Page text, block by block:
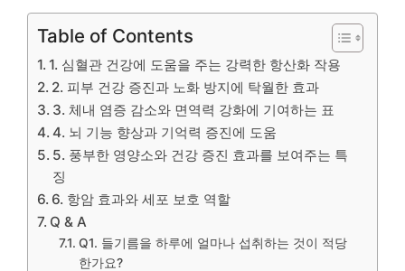
Table of Contents
1. 심혈관 건강에 도움을 주는 강력한 항산화 작용
2. 피부 건강 증진과 노화 방지에 탁월한 효과
3. 체내 염증 감소와 면역력 강화에 기여하는 표
4. 뇌 기능 향상과 기억력 증진에 도움
5. 풍부한 영양소와 건강 증진 효과를 보여주는 특
징
6. 항암 효과와 세포 보호 역할
Q & A
Q1. 들기름을 하루에 얼마나 섭취하는 것이 적당
한가요?